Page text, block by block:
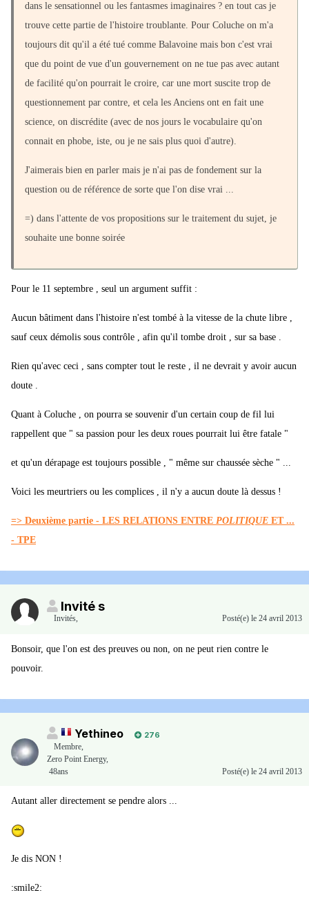
dans le sensationnel ou les fantasmes imaginaires ? en tout cas je
trouve cette partie de l'histoire troublante. Pour Coluche on m'a
toujours dit qu'il a été tué comme Balavoine mais bon c'est vrai
que du point de vue d'un gouvernement on ne tue pas avec autant
de facilité qu'on pourrait le croire, car une mort suscite trop de
questionnement par contre, et cela les Anciens ont en fait une
science, on discrédite (avec de nos jours le vocabulaire qu'on
connait en phobe, iste, ou je ne sais plus quoi d'autre).
J'aimerais bien en parler mais je n'ai pas de fondement sur la
question ou de référence de sorte que l'on dise vrai ...
=) dans l'attente de vos propositions sur le traitement du sujet, je
souhaite une bonne soirée
Pour le 11 septembre , seul un argument suffit :
Aucun bâtiment dans l'histoire n'est tombé à la vitesse de la chute libre ,
sauf ceux démolis sous contrôle , afin qu'il tombe droit , sur sa base .
Rien qu'avec ceci , sans compter tout le reste , il ne devrait y avoir aucun
doute .
Quant à Coluche , on pourra se souvenir d'un certain coup de fil lui
rappellent que " sa passion pour les deux roues pourrait lui être fatale "
et qu'un dérapage est toujours possible , " même sur chaussée sèche " ...
Voici les meurtriers ou les complices , il n'y a aucun doute là dessus !
=> Deuxième partie - LES RELATIONS ENTRE POLITIQUE ET ...
- TPE
Invité s
Invités, Posté(e) le 24 avril 2013
Bonsoir, que l'on est des preuves ou non, on ne peut rien contre le
pouvoir.
Yethineo
276
Membre,
Zero Point Energy,
48ans
Posté(e) le 24 avril 2013
Autant aller directement se pendre alors ...
Je dis NON !
:smile2: